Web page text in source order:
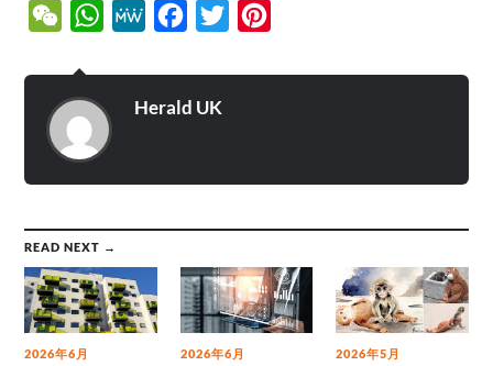
WeChatWhatsApp
MeWe Facebook
Twitter
Herald UK
READ NEXT →
2026年6月 2026年6月 2026年5月